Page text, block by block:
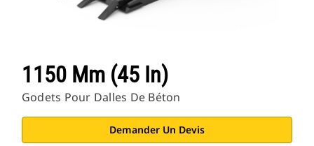
1150 Mm (45 In)
Godets Pour Dalles De Béton
Demander Un Devis